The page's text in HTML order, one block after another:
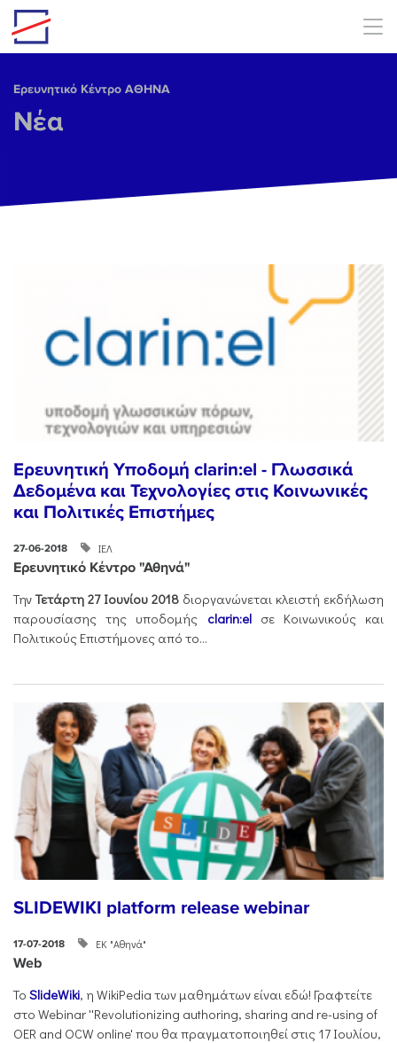
Skip to main content
Ερευνητικό Κέντρο ΑΘΗΝΑ
Νέα
Ερευνητική Υποδομή clarin:el - Γλωσσικά
Δεδομένα και Τεχνολογίες στις Κοινωνικές
και Πολιτικές Επιστήμες
27-06-2018 ΙΕΛ
Ερευνητικό Κέντρο "Αθηνά"
ΤηνΤετάρτη 27 Ιουνίου 2018 διοργανώνεται κλειστή εκδήλωση
παρουσίασης της υποδομής clarin:elσε Κοινωνικούς και
Πολιτικούς Επιστήμονες από το...
SLIDEWIKI platform release webinar
17-07-2018 ΕΚ "Αθηνά"
Web
Το SlideWiki, η WikiPedia των μαθημάτων είναι εδώ! Γραφτείτε
στο Webinar ''Revolutionizing authoring, sharing and re-using of
OER and OCW online' που θα πραγματοποιηθεί στις 17 Ιουλίου,